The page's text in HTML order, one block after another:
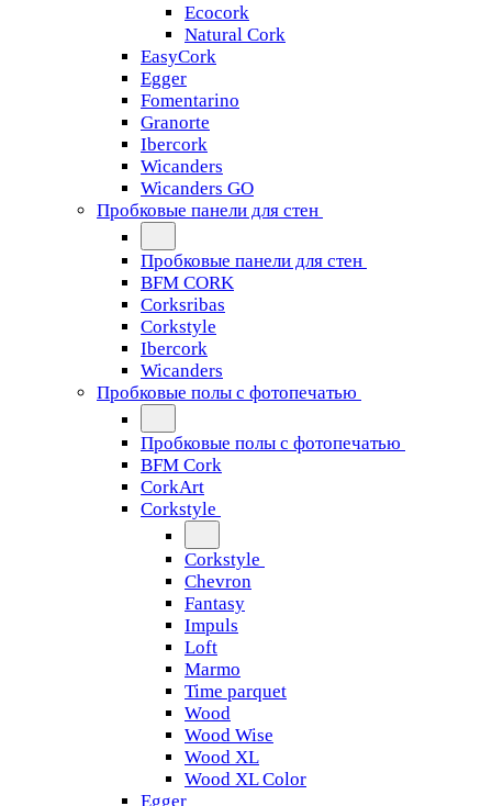
Ecocork
Natural Cork
EasyCork
Egger
Fomentarino
Granorte
Ibercork
Wicanders
Wicanders GO
Пробковые панели для стен
Пробковые панели для стен
BFM CORK
Corksribas
Corkstyle
Ibercork
Wicanders
Пробковые полы с фотопечатью
Пробковые полы с фотопечатью
BFM Cork
CorkArt
Corkstyle
Corkstyle
Chevron
Fantasy
Impuls
Loft
Marmo
Time parquet
Wood
Wood Wise
Wood XL
Wood XL Color
Egger